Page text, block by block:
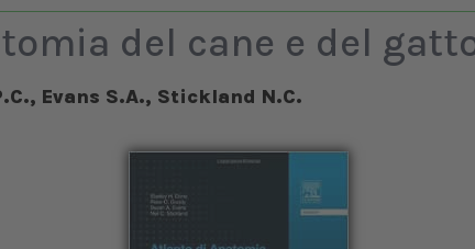
del cane e del
Evans S.A., Stickland N.C.